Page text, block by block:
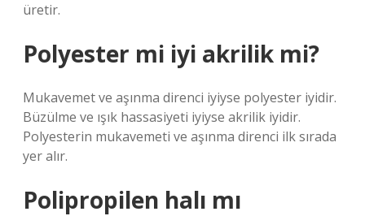
üretir.
Polyester mi iyi akrilik mi?
Mukavemet ve aşınma direnci iyiyse polyester iyidir.
Büzülme ve ışık hassasiyeti iyiyse akrilik iyidir.
Polyesterin mukavemeti ve aşınma direnci ilk sırada
yer alır.
Polipropilen halı mı